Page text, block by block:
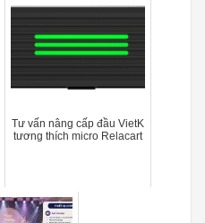
Tư vấn nâng cấp đầu VietK
tương thích micro Relacart